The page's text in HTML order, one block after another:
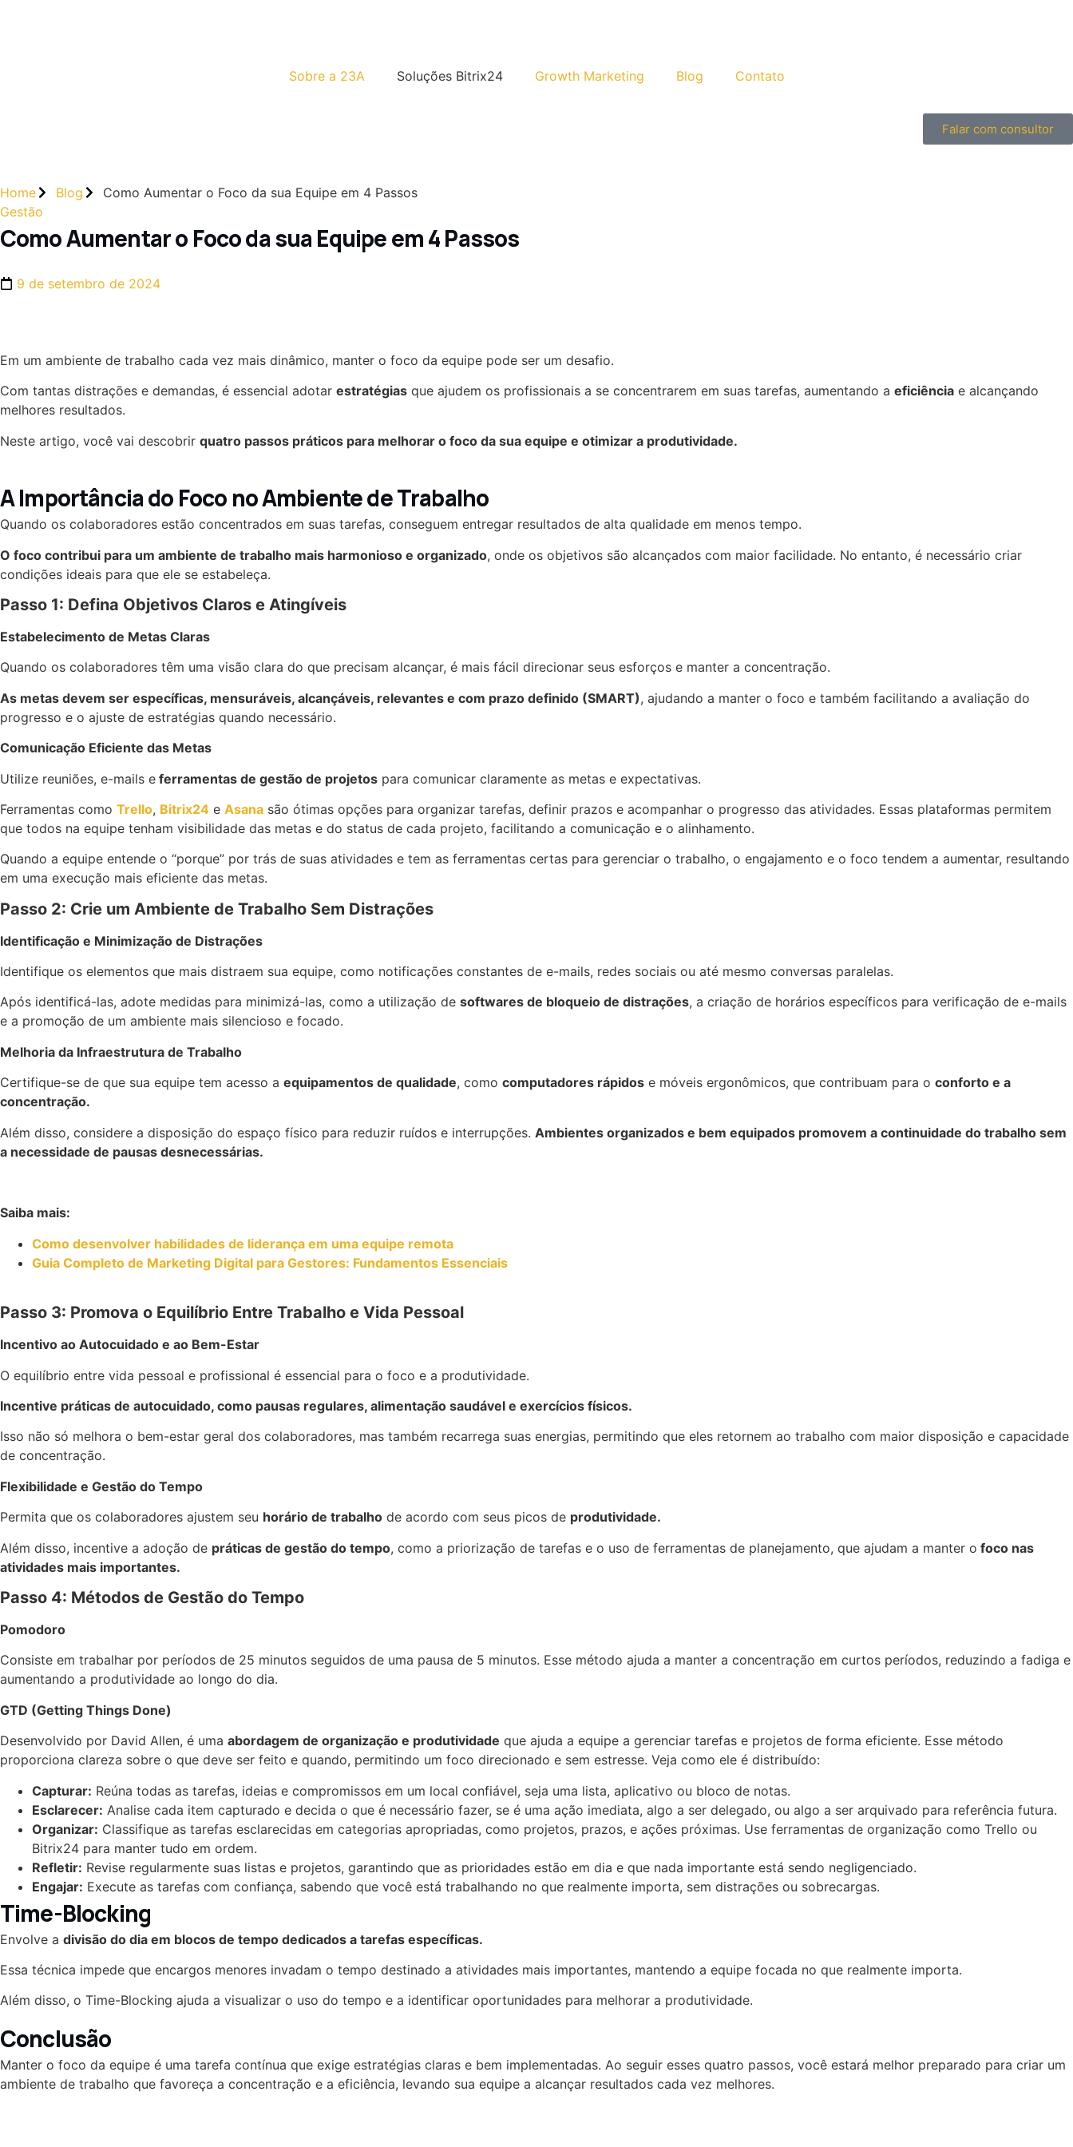
Sobre a 23A Soluções Bitrix24 Growth Marketing Blog Contato
Falar com consultor
Home Blog
Como Aumentar o Foco da sua Equipe em 4 Passos
Gestão
Como Aumentar o Foco da sua Equipe em 4 Passos
9 de setembro de 2024
Em um ambiente de trabalho cada vez mais dinâmico, manter o foco da equipe pode ser um desafio.
Com tantas distrações e demandas, é essencial adotar estratégias que ajudem os profissionais a se concentrarem em suas tarefas, aumentando a eficiência e alcançando
melhores resultados.
Neste artigo, você vai descobrir quatro passos práticos para melhorar o foco da sua equipe e otimizar a produtividade.
A Importância do Foco no Ambiente de Trabalho
Quando os colaboradores estão concentrados em suas tarefas, conseguem entregar resultados de alta qualidade em menos tempo.
O foco contribui para um ambiente de trabalho mais harmonioso e organizado, onde os objetivos são alcançados com maior facilidade. No entanto, é necessário criar
condições ideais para que ele se estabeleça.
Passo 1: Defina Objetivos Claros e Atingíveis
Estabelecimento de Metas Claras
Quando os colaboradores têm uma visão clara do que precisam alcançar, é mais fácil direcionar seus esforços e manter a concentração.
As metas devem ser específicas, mensuráveis, alcançáveis, relevantes e com prazo definido (SMART), ajudando a manter o foco e também facilitando a avaliação do
progresso e o ajuste de estratégias quando necessário.
Comunicação Eficiente das Metas
Utilize reuniões, e-mails e ferramentas de gestão de projetos para comunicar claramente as metas e expectativas.
Ferramentas como Trello, Bitrix24 e Asana são ótimas opções para organizar tarefas, definir prazos e acompanhar o progresso das atividades. Essas plataformas permitem
que todos na equipe tenham visibilidade das metas e do status de cada projeto, facilitando a comunicação e o alinhamento.
Quando a equipe entende o “porque” por trás de suas atividades e tem as ferramentas certas para gerenciar o trabalho, o engajamento e o foco tendem a aumentar, resultando
em uma execução mais eficiente das metas.
Passo 2: Crie um Ambiente de Trabalho Sem Distrações
Identificação e Minimização de Distrações
Identifique os elementos que mais distraem sua equipe, como notificações constantes de e-mails, redes sociais ou até mesmo conversas paralelas.
Após identificá-las, adote medidas para minimizá-las, como a utilização de softwares de bloqueio de distrações, a criação de horários específicos para verificação de e-mails
e a promoção de um ambiente mais silencioso e focado.
Melhoria da Infraestrutura de Trabalho
Certifique-se de que sua equipe tem acesso a equipamentos de qualidade, como computadores rápidos e móveis ergonômicos, que contribuam para o conforto e a
concentração.
Além disso, considere a disposição do espaço físico para reduzir ruídos e interrupções. Ambientes organizados e bem equipados promovem a continuidade do trabalho sem
a necessidade de pausas desnecessárias.
Saiba mais:
Como desenvolver habilidades de liderança em uma equipe remota
Guia Completo de Marketing Digital para Gestores: Fundamentos Essenciais
Passo 3: Promova o Equilíbrio Entre Trabalho e Vida Pessoal
Incentivo ao Autocuidado e ao Bem-Estar
O equilíbrio entre vida pessoal e profissional é essencial para o foco e a produtividade.
Incentive práticas de autocuidado, como pausas regulares, alimentação saudável e exercícios físicos.
Isso não só melhora o bem-estar geral dos colaboradores, mas também recarrega suas energias, permitindo que eles retornem ao trabalho com maior disposição e capacidade
de concentração.
Flexibilidade e Gestão do Tempo
Permita que os colaboradores ajustem seu horário de trabalho de acordo com seus picos de produtividade.
Além disso, incentive a adoção de práticas de gestão do tempo, como a priorização de tarefas e o uso de ferramentas de planejamento, que ajudam a manter o foco nas
atividades mais importantes.
Passo 4: Métodos de Gestão do Tempo
Pomodoro
Consiste em trabalhar por períodos de 25 minutos seguidos de uma pausa de 5 minutos. Esse método ajuda a manter a concentração em curtos períodos, reduzindo a fadiga e
aumentando a produtividade ao longo do dia.
GTD (Getting Things Done)
Desenvolvido por David Allen, é uma abordagem de organização e produtividade que ajuda a equipe a gerenciar tarefas e projetos de forma eficiente. Esse método
proporciona clareza sobre o que deve ser feito e quando, permitindo um foco direcionado e sem estresse. Veja como ele é distribuído:
Capturar: Reúna todas as tarefas, ideias e compromissos em um local confiável, seja uma lista, aplicativo ou bloco de notas.
Esclarecer: Analise cada item capturado e decida o que é necessário fazer, se é uma ação imediata, algo a ser delegado, ou algo a ser arquivado para referência futura.
Organizar: Classifique as tarefas esclarecidas em categorias apropriadas, como projetos, prazos, e ações próximas. Use ferramentas de organização como Trello ou
Bitrix24 para manter tudo em ordem.
Refletir: Revise regularmente suas listas e projetos, garantindo que as prioridades estão em dia e que nada importante está sendo negligenciado.
Engajar: Execute as tarefas com confiança, sabendo que você está trabalhando no que realmente importa, sem distrações ou sobrecargas.
Time-Blocking
Envolve a divisão do dia em blocos de tempo dedicados a tarefas específicas.
Essa técnica impede que encargos menores invadam o tempo destinado a atividades mais importantes, mantendo a equipe focada no que realmente importa.
Além disso, o Time-Blocking ajuda a visualizar o uso do tempo e a identificar oportunidades para melhorar a produtividade.
Conclusão
Manter o foco da equipe é uma tarefa contínua que exige estratégias claras e bem implementadas. Ao seguir esses quatro passos, você estará melhor preparado para criar um
ambiente de trabalho que favoreça a concentração e a eficiência, levando sua equipe a alcançar resultados cada vez melhores.